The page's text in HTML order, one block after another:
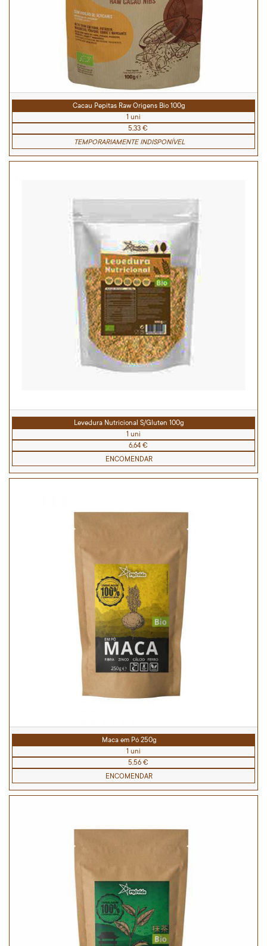
Cacau Pepitas Raw Origens Bio 100g
1 uni
5,33 €
TEMPORARIAMENTE INDISPONÍVEL
Levedura Nutricional S/Gluten 100g
1 uni
6,64 €
ENCOMENDAR
Maca em Pó 250g
1 uni
5,56 €
ENCOMENDAR